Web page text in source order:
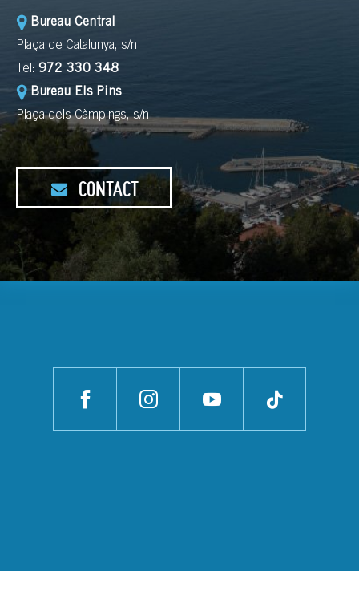
Bureau Central
Plaça de Catalunya, s/n
Tel: 972 330 348
Bureau Els Pins
Plaça dels Càmpings, s/n
CONTACT